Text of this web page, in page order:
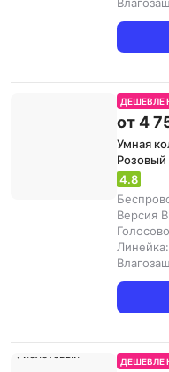
ДЕШЕВЛЕ
от 4
Умная
Розовый
4.8
Версия
Линейка:
ДЕШЕВЛЕ